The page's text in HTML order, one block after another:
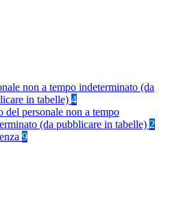
non a tempo indeterminato (da
in tabelle) 4
del personale non a tempo
(da pubblicare in tabelle) 2
9